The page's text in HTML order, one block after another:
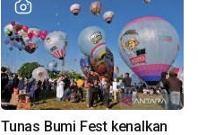
Tunas Bumi Fest kenalkan